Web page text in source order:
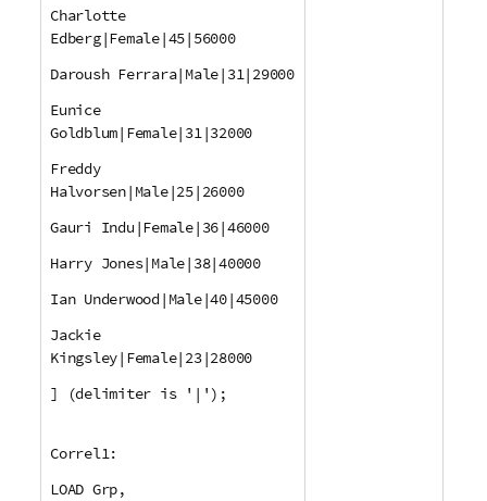
Charlotte
Edberg|Female|45|56000
Daroush Ferrara|Male|31|29000
Eunice
Goldblum|Female|31|32000
Freddy
Halvorsen|Male|25|26000
Gauri Indu|Female|36|46000
Harry Jones|Male|38|40000
Ian Underwood|Male|40|45000
Jackie
Kingsley|Female|23|28000
] (delimiter is '|');
Correl1:
LOAD Grp,